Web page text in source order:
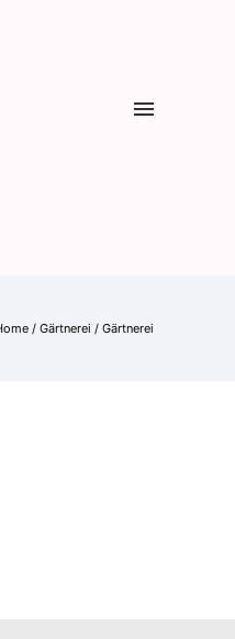
/ Gärtnerei / Gärtnerei